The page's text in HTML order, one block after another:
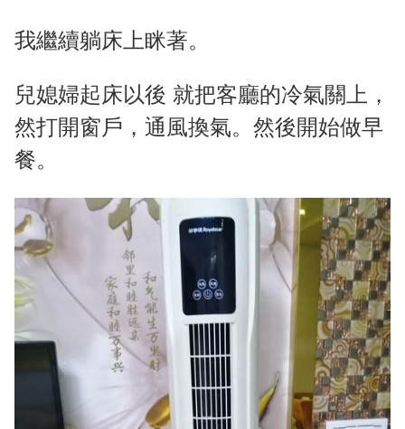
我繼續躺床上眯著。
兒媳婦起床以後 就把客廳的冷氣關上，
然打開窗戶，通風換氣。然後開始做早
餐。